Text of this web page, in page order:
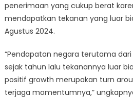
penerimaan yang cukup berat
mendapatkan tekanan yang luar
Agustus 2024.
“Pendapatan negara terutama
sejak tahun lalu tekanannya luar
positif growth merupakan turn
terjaga momentumnya,”